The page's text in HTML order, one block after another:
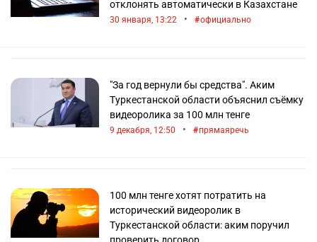
отклонять автоматически в Казахстане
30 января, 13:22 • официально
"За год вернули бы средства". Аким
Туркестанской области объяснил съёмку
видеоролика за 100 млн тенге
9 декабря, 12:50 • прямаяречь
100 млн тенге хотят потратить на
исторический видеоролик в
Туркестанской области: аким поручил